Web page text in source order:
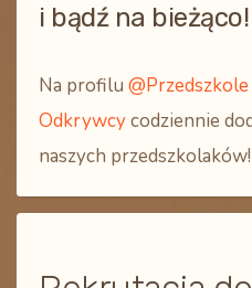
i bądź na bieżąco!
Na profilu
Odkrywcycodziennie
naszych przedszkolaków!